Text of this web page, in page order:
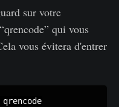
sur votre
qui vous
vous évitera d'entrer